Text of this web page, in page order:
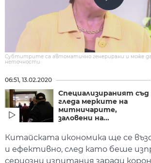
Субтитрите са автоматично генерирани и може
неточности.
06:51, 13.02.2020
Специализираният съд
гледа мерките на
митничарите,
заловени на...
Китайската икономика ще се
и ефективно, след като беше
сериозни изпитания заради